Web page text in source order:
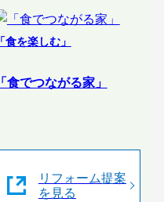
「食を楽しむ」
「食でつながる家」
リフォーム提案
を見る